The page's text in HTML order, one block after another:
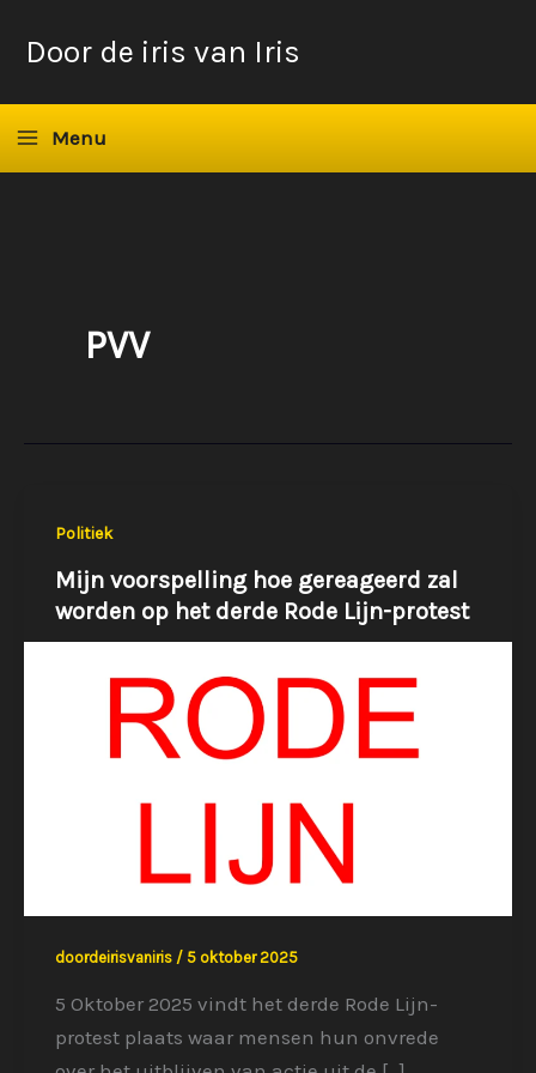
naarDoor de iris van Iris
Menu
PVV
Politiek
Mijn voorspelling hoe gereageerd zal
worden op het derde Rode Lijn-protest
doordeirisvaniris / 5 oktober 2025
5 Oktober 2025 vindt het derde Rode Lijn-
protest plaats waar mensen hun onvrede